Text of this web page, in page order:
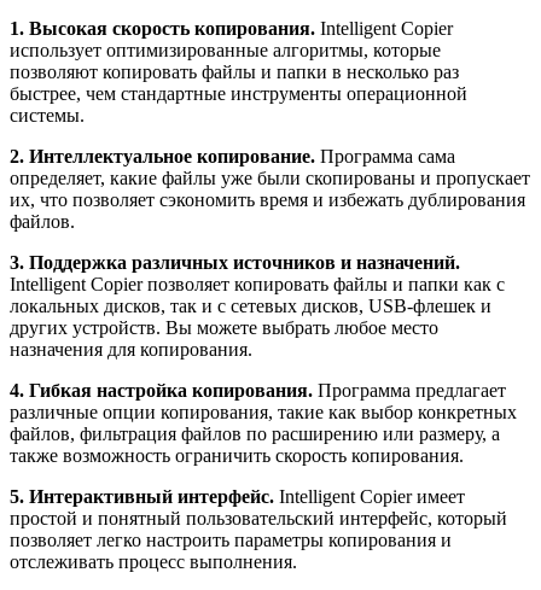
1. Высокая скорость копирования. Intelligent Copier
использует оптимизированные алгоритмы, которые
позволяют копировать файлы и папки в несколько раз
быстрее, чем стандартные инструменты операционной
системы.
2. Интеллектуальное копирование. Программа сама
определяет, какие файлы уже были скопированы и пропускает
их, что позволяет сэкономить время и избежать дублирования
файлов.
3. Поддержка различных источников и назначений.
Intelligent Copier позволяет копировать файлы и папки как с
локальных дисков, так и с сетевых дисков, USB-флешек и
других устройств. Вы можете выбрать любое место
назначения для копирования.
4. Гибкая настройка копирования. Программа предлагает
различные опции копирования, такие как выбор конкретных
файлов, фильтрация файлов по расширению или размеру, а
также возможность ограничить скорость копирования.
5. Интерактивный интерфейс. Intelligent Copier имеет
простой и понятный пользовательский интерфейс, который
позволяет легко настроить параметры копирования и
отслеживать процесс выполнения.